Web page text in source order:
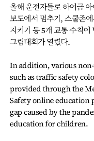
올해 운전자들로 하여금
보도에서 멈추기, 스쿨존
지키기 등 5개 교통 수칙
그림대회가 열렸다.
In addition, various
such as traffic safety
provided through the
Safety online
gap caused by the
education for children.